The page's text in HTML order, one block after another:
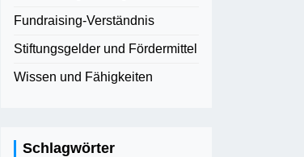
Fundraising-Verständnis
Stiftungsgelder und Fördermittel
Wissen und Fähigkeiten
Schlagwörter